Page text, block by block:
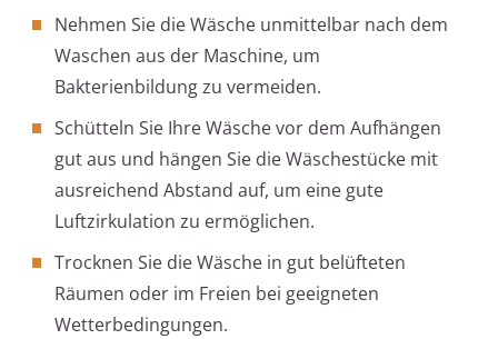
Nehmen Sie die Wäsche unmittelbar nach dem
Waschen aus der Maschine, um
Bakterienbildung zu vermeiden.
Schütteln Sie Ihre Wäsche vor dem Aufhängen
gut aus und hängen Sie die Wäschestücke mit
ausreichend Abstand auf, um eine gute
Luftzirkulation zu ermöglichen.
Trocknen Sie die Wäsche in gut belüfteten
Räumen oder im Freien bei geeigneten
Wetterbedingungen.